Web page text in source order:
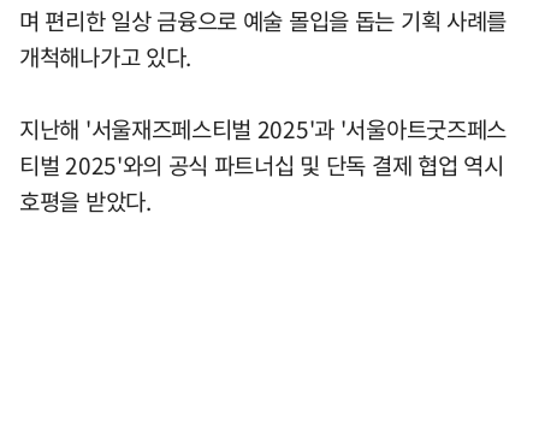
며 편리한 일상 금융으로 예술 몰입을 돕는 기획 사례를
개척해나가고 있다.
지난해 '서울재즈페스티벌 2025'과 '서울아트굿즈페스
티벌 2025'와의 공식 파트너십 및 단독 결제 협업 역시
호평을 받았다.